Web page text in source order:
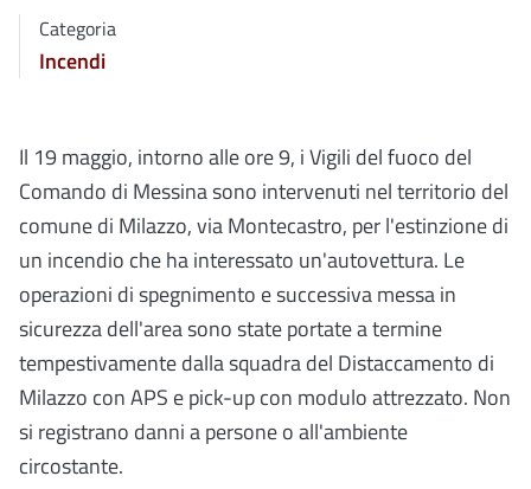
Categoria
Incendi
Il 19 maggio, intorno alle ore 9, i Vigili del fuoco del
Comando di Messina sono intervenuti nel territorio del
comune di Milazzo, via Montecastro, per l'estinzione di
un incendio che ha interessato un'autovettura. Le
operazioni di spegnimento e successiva messa in
sicurezza dell'area sono state portate a termine
tempestivamente dalla squadra del Distaccamento di
Milazzo con APS e pick-up con modulo attrezzato. Non
si registrano danni a persone o all'ambiente
circostante.